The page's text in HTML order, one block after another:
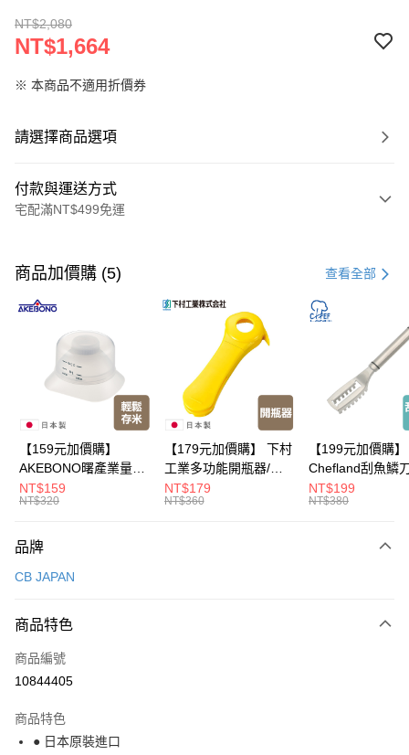
NT$2,080
NT$1,664
※ 本商品不適用折價券
請選擇商品選項
付款與運送方式
宅配滿NT$499免運
信用卡一次付款
LINE Pay
Apple Pay
悠遊付
全盈+PAY
大哥付你分期
相關說明
2.付款方式選擇「大哥付你分期」，訂單成立後會自動跳轉到大哥付的交易
成交易。
4.訂單成立30分鐘內，如未前往確認交易或遇審核未通過，訂單將自動取
消。如遇「轉專審核」未通過狀況，表示未達大哥付你分期系統評分，恕無
【繳款方式說明】
1.分期款項不併入電信帳單，「大哥付你分期」於每月結算日後寄送繳費提
2.透過簡訊連結打開帳單後，可選擇「超商條碼／台灣大直營門市／銀行轉
運送方式
每筆NT$150，滿NT$499(含以上)免運費
商品加價購 (5) 查看全部
【159元加價購】
AKEBONO曙產業量米
杯漏斗組(白)/量米杯/
米桶/量米用具/任二件8
NT$159
NT$320
【179元加價購】 下村
工業多功能開瓶器/開
瓶器/餐廚用品/料理道
具/任二件8折
NT$179
NT$360
【199元加價購】
Chefland刮魚鱗
魚鱗器/廚房用品/
道具/任二件8折
NT$199
NT$380
品牌
CB JAPAN
商品特色
商品編號
10844405
商品特色
● 日本原裝進口